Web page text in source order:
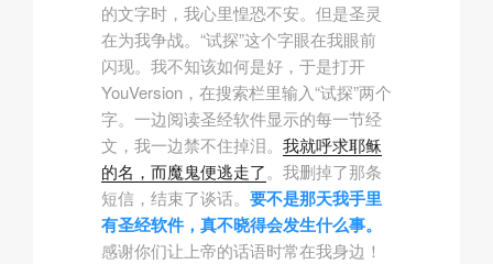
的文字时，我心里惶恐不安。但是圣灵
在为我争战。“试探”这个字眼在我眼前
闪现。我不知该如何是好，于是打开
YouVersion，在搜索栏里输入“试探”两个
字。一边阅读圣经软件显示的每一节经
文，我一边禁不住掉泪。 我就呼求耶稣
的名，而魔鬼便逃走了。我删掉了那条
短信，结束了谈话。 要不是那天我手里
有圣经软件，真不晓得会发生什么事。
感谢你们让上帝的话语时常在我身边！